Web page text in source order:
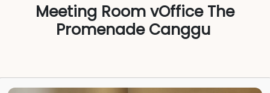
Meeting Room vOffice The
Promenade Canggu